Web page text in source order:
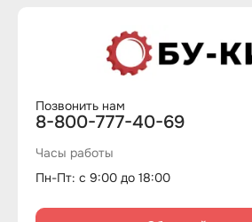
Позвонить нам
8-800-777-40-69
Часы работы
Пн-Пт: с 9:00 до 18:00